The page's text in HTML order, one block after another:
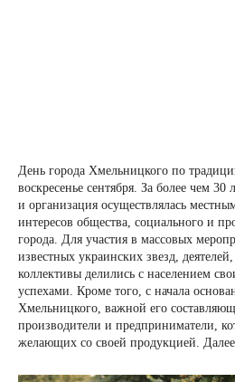
День города Хмельницкого по
воскресенье сентября. За более чем 30
и организация осуществлялась
интересов общества, социального и
города. Для участия в массовых
известных украинских звезд,
коллективы делились с населением
успехами. Кроме того, с начала
Хмельницкого, важной его
производители и предприниматели,
желающих со своей продукцией.